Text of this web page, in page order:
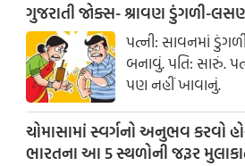
ગુજરાતી જોક્સ- શ્રાવણ ડુંગળી-
પત્ની: સાવનમાં
બનાવું. પતિ: સારું.
પણ નહીં ખાવાનું.
ચોમાસામાં સ્વર્ગનો અનુભવ કરવો
ભારતના આ 5 સ્થળોની જરૂર